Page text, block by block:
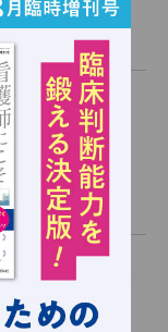
の人と医療機
言』を公開
働き方」導入応